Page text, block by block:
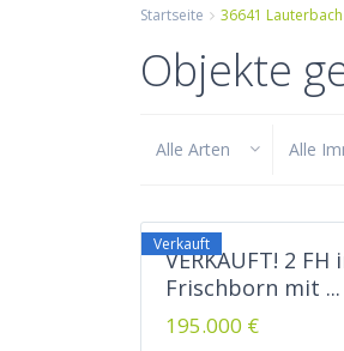
Startseite 36641
Objekte
Alle Arten Alle
Hessen
Verkauft
VERKAUFT! 2
Frischborn mit ...
195.000 €